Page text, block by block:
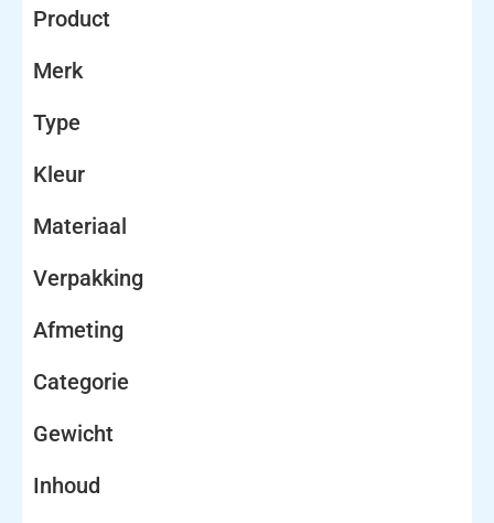
Product
Merk
Type
Kleur
Materiaal
Verpakking
Afmeting
Categorie
Gewicht
Inhoud